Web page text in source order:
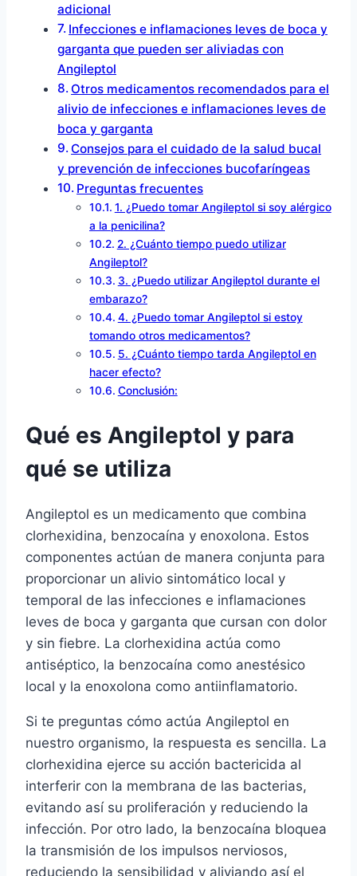
adicional
Infecciones e inflamaciones leves de boca y
garganta que pueden ser aliviadas con
Angileptol
Otros medicamentos recomendados para el
alivio de infecciones e inflamaciones leves de
boca y garganta
Consejos para el cuidado de la salud bucal
y prevención de infecciones bucofaríngeas
Preguntas frecuentes
1. ¿Puedo tomar Angileptol si soy alérgico
a la penicilina?
2. ¿Cuánto tiempo puedo utilizar
Angileptol?
3. ¿Puedo utilizar Angileptol durante el
embarazo?
4. ¿Puedo tomar Angileptol si estoy
tomando otros medicamentos?
5. ¿Cuánto tiempo tarda Angileptol en
hacer efecto?
Conclusión:
Qué es Angileptol y para
qué se utiliza
Angileptol es un medicamento que combina
clorhexidina, benzocaína y enoxolona. Estos
componentes actúan de manera conjunta para
proporcionar un alivio sintomático local y
temporal de las infecciones e inflamaciones
leves de boca y garganta que cursan con dolor
y sin fiebre. La clorhexidina actúa como
antiséptico, la benzocaína como anestésico
local y la enoxolona como antiinflamatorio.
Si te preguntas cómo actúa Angileptol en
nuestro organismo, la respuesta es sencilla. La
clorhexidina ejerce su acción bactericida al
interferir con la membrana de las bacterias,
evitando así su proliferación y reduciendo la
infección. Por otro lado, la benzocaína bloquea
la transmisión de los impulsos nerviosos,
reduciendo la sensibilidad y aliviando así el